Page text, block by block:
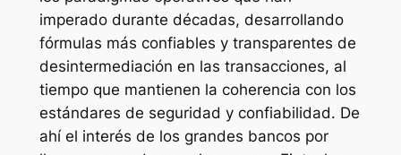
imperado durante décadas, desarrollando
fórmulas más confiables y transparentes de
desintermediación en las transacciones, al
tiempo que mantienen la coherencia con los
estándares de seguridad y confiabilidad. De
ahí el interés de los grandes bancos por